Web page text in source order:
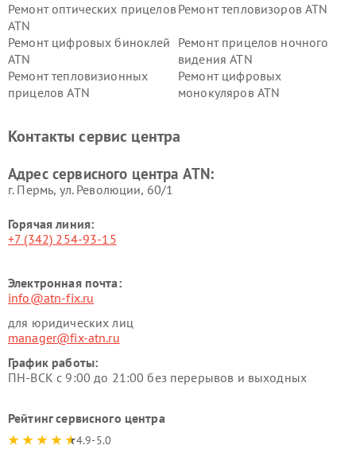
Ремонт оптических прицелов
ATN
Ремонт тепловизоров ATN
Ремонт цифровых биноклей
ATN
Ремонт прицелов ночного
видения ATN
Ремонт тепловизионных
прицелов ATN
Ремонт цифровых
монокуляров ATN
Контакты сервис центра
Адрес сервисного центра ATN:
г. Пермь, ул. ​Революции, 60/1
Горячая линия:
+7 (342) 254-93-15
Электронная почта:
info@atn-fix.ru
для юридических лиц
manager@fix-atn.ru
График работы:
ПН-ВСК с 9:00 до 21:00 без перерывов и выходных
Рейтинг сервисного центра
4.9-5.0